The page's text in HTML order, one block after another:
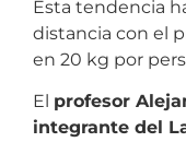
Esta tendencia
distancia con el
en 20 kg por
El profesor
integrante del